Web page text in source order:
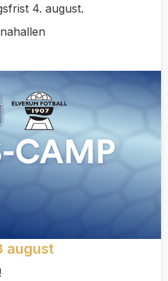
4. august.
august